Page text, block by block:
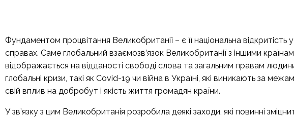
Фундаментом процвітання Великобританії – є її національна відкритість
справах. Саме глобальний взаємозв’язок Великобританії з іншими
відображається на відданості свободі слова та загальним правам
глобальні кризи, такі як Covid-19 чи війна в Україні, які виникають за
свій вплив на добробут і якість життя громадян країни.
У зв’язку з цим Великобританія розробила деякі заходи, які повинні